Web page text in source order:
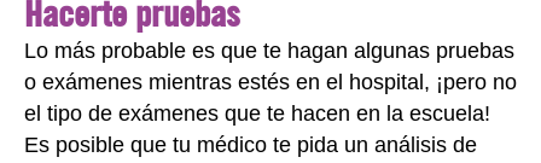
Hacerte pruebas
Lo más probable es que te hagan algunas pruebas
o exámenes mientras estés en el hospital, ¡pero no
el tipo de exámenes que te hacen en la escuela!
Es posible que tu médico te pida un análisis de